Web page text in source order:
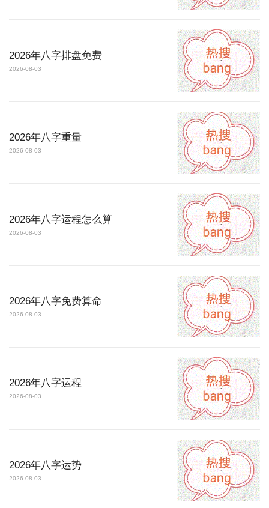
2026年八字排盘免费
2026-08-03
2026年八字重量
2026-08-03
2026年八字运程怎么算
2026-08-03
2026年八字免费算命
2026-08-03
2026年八字运程
2026-08-03
2026年八字运势
2026-08-03